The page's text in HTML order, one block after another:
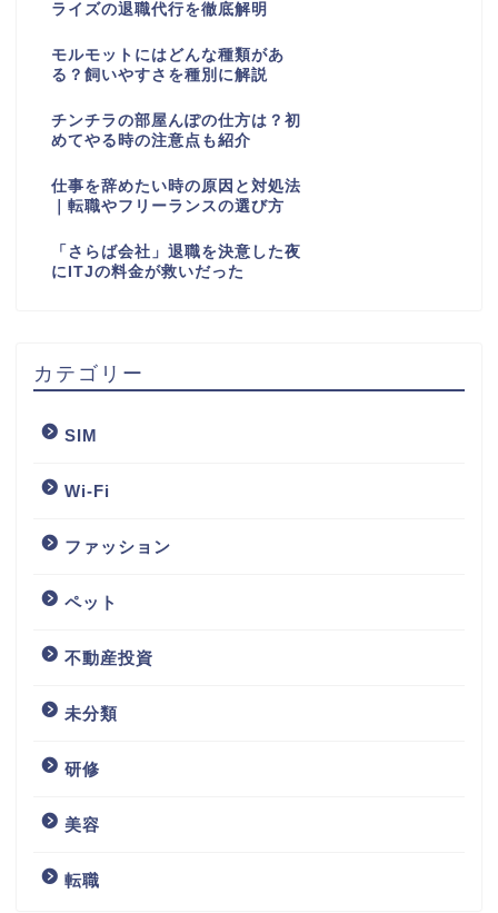
ライズの退職代行を徹底解明
モルモットにはどんな種類があ
る？飼いやすさを種別に解説
チンチラの部屋んぽの仕方は？初
めてやる時の注意点も紹介
仕事を辞めたい時の原因と対処法
｜転職やフリーランスの選び方
「さらば会社」退職を決意した夜
にITJの料金が救いだった
カテゴリー
SIM
Wi-Fi
ファッション
ペット
不動産投資
未分類
研修
美容
転職